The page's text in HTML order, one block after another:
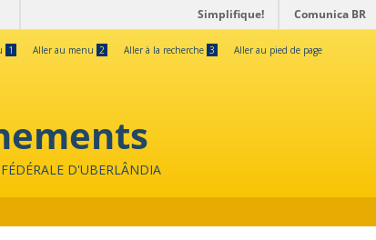
Simplifique! Comunica BR
1 Aller au menu 2 Aller à la recherche 3
Aller au pied de page
D'UBERLÂNDIA